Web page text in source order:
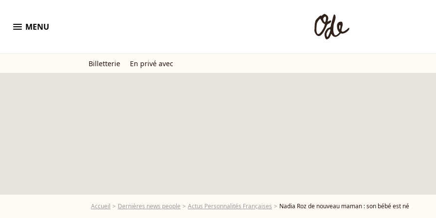
menu MENU
Billetterie En privé avec
Accueil Dernières news people Actus Personnalités Françaises Nadia Roz de nouveau maman : son bébé est né